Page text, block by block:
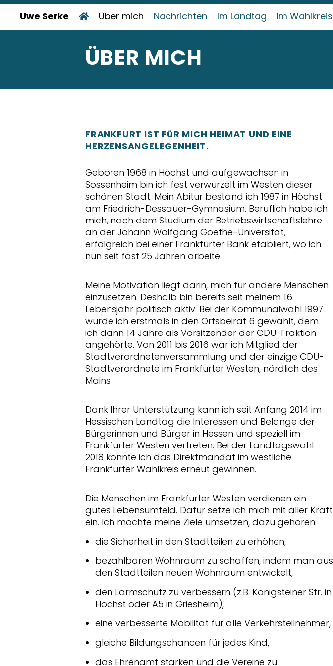
Uwe Serke Über mich Nachrichten Im Landtag Im Wahlkreis
ÜBER MICH
FRANKFURT IST FüR MICH HEIMAT UND EINE
HERZENSANGELEGENHEIT.
Geboren 1968 in Höchst und aufgewachsen in
Sossenheim bin ich fest verwurzelt im Westen dieser
schönen Stadt. Mein Abitur bestand ich 1987 in Höchst
am Friedrich-Dessauer-Gymnasium. Beruflich habe ich
mich, nach dem Studium der Betriebswirtschaftslehre
an der Johann Wolfgang Goethe-Universität,
erfolgreich bei einer Frankfurter Bank etabliert, wo ich
nun seit fast 25 Jahren arbeite.
Meine Motivation liegt darin, mich für andere Menschen
einzusetzen. Deshalb bin bereits seit meinem 16.
Lebensjahr politisch aktiv. Bei der Kommunalwahl 1997
wurde ich erstmals in den Ortsbeirat 6 gewählt, dem
ich dann 14 Jahre als Vorsitzender der CDU-Fraktion
angehörte. Von 2011 bis 2016 war ich Mitglied der
Stadtverordnetenversammlung und der einzige CDU-
Stadtverordnete im Frankfurter Westen, nördlich des
Mains.
Dank Ihrer Unterstützung kann ich seit Anfang 2014 im
Hessischen Landtag die Interessen und Belange der
Bürgerinnen und Bürger in Hessen und speziell im
Frankfurter Westen vertreten. Bei der Landtagswahl
2018 konnte ich das Direktmandat im westliche
Frankfurter Wahlkreis erneut gewinnen.
Die Menschen im Frankfurter Westen verdienen ein
gutes Lebensumfeld. Dafür setze ich mich mit aller Kraft
ein. Ich möchte meine Ziele umsetzen, dazu gehören:
die Sicherheit in den Stadtteilen zu erhöhen,
bezahlbaren Wohnraum zu schaffen, indem man aus
den Stadtteilen neuen Wohnraum entwickelt,
den Lärmschutz zu verbessern (z.B. Königsteiner Str. in
Höchst oder A5 in Griesheim),
eine verbesserte Mobilität für alle Verkehrsteilnehmer,
gleiche Bildungschancen für jedes Kind,
das Ehrenamt stärken und die Vereine zu